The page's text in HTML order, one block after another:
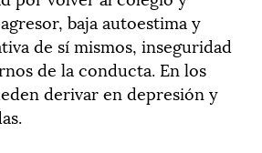
baja autoestima y
de sí mismos, inseguridad
de la conducta. En los
derivar en depresión y